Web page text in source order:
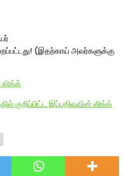
(இதற்காய் அவர்களுக்கு
லிங்க்
குறிப்பிட்ட இப்பதிவுவின் லிங்க்